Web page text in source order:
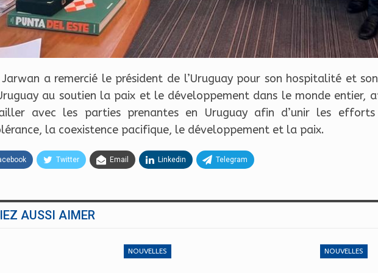
a remercié le président de l’Uruguay pour son hospitalité et
au soutien la paix et le développement dans le monde entier,
avec les parties prenantes en Uruguay afin d’unir les
la coexistence pacifique, le développement et la paix.
Twitter Email Linkedin Telegram
AUSSI AIMER
NOUVELLES NOUVELLES